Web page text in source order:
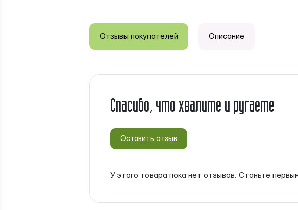
Отзывы покупателей Описание
Спасибо, что хвалите и ругаете
Оставить отзыв
У этого товара пока нет отзывов. Станьте